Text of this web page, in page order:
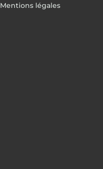
Mentions légales